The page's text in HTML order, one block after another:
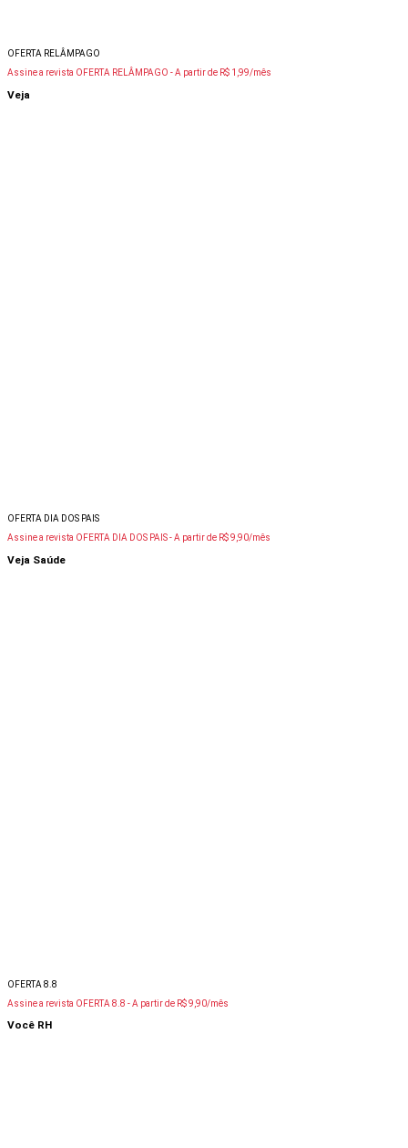
OFERTA RELÂMPAGO
Assine a revista OFERTA RELÂMPAGO -A partir de R$ 1,99/mês
Veja
OFERTA DIA DOS PAIS
Assine a revista OFERTA DIA DOS PAIS -A partir de R$ 9,90/mês
Veja Saúde
OFERTA 8.8
Assine a revista OFERTA 8.8 -A partir de R$ 9,90/mês
Você RH